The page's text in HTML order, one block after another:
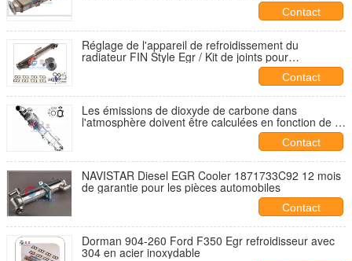
Contact
Réglage de l'appareil de refroidissement du
radiateur FIN Style Egr / Kit de joints pour
refroidisseur Egr 1845145C96 Pour F250 F350 F450
Contact
Les émissions de dioxyde de carbone dans
l'atmosphère doivent être calculées en fonction de la
quantité de dioxyde de carbone consommée.
Contact
NAVISTAR Diesel EGR Cooler 1871733C92 12 mois
de garantie pour les pièces automobiles
Contact
Dorman 904-260 Ford F350 Egr refroidisseur avec
304 en acier inoxydable